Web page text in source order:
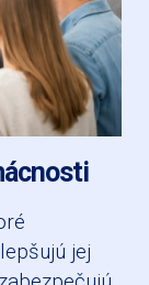
jej